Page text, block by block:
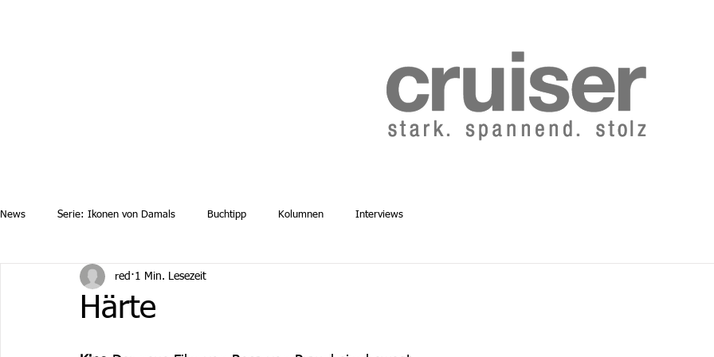
News Serie: Ikonen von Damals Buchtipp Kolumnen Interviews
Härte
red 1 Min. Lesezeit